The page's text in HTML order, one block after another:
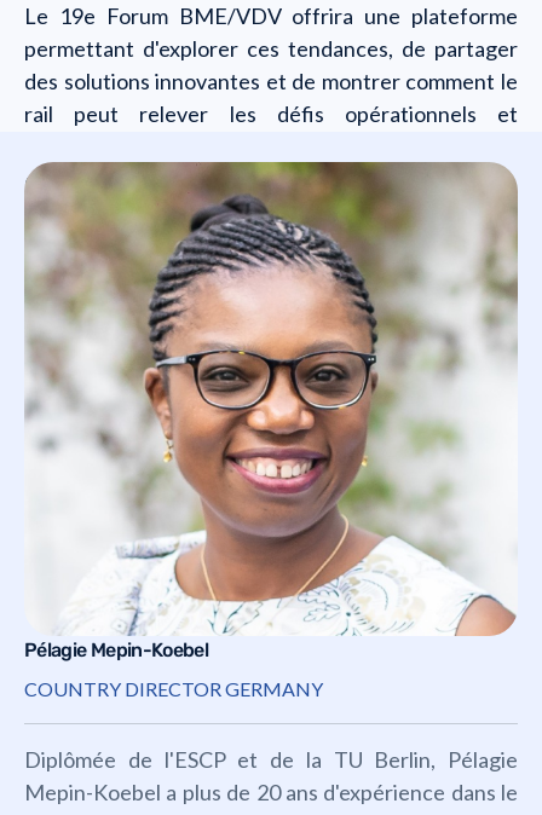
Le 19e Forum BME/VDV offrira une plateforme
permettant d'explorer ces tendances, de partager
des solutions innovantes et de montrer comment le
rail peut relever les défis opérationnels et
Qui allez-vous rencontrer ?
Pélagie Mepin-Koebel
COUNTRY DIRECTOR GERMANY
Diplômée de l'ESCP et de la TU Berlin, Pélagie
Mepin-Koebel a plus de 20 ans d'expérience dans le